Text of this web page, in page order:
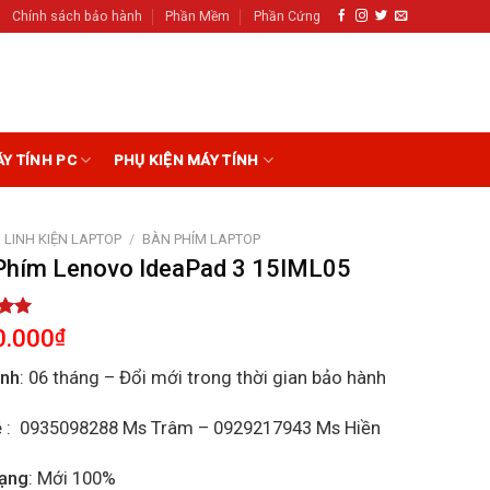
Chính sách bảo hành Phần Mềm Phần Cứng
TÍNH PC PHỤ KIỆN MÁY TÍNH
LINH KIỆN LAPTOP / BÀN PHÍM LAPTOP
Lenovo IdeaPad 3 15IML05
₫
: 06 tháng – Đổi mới trong thời gian bảo hành
: 0935098288 Ms Trâm – 0929217943 Ms Hiền
: Mới 100%